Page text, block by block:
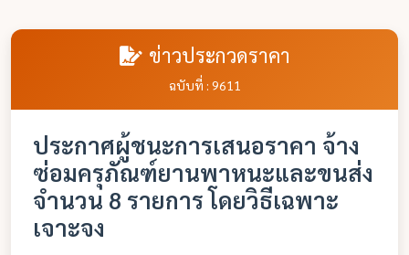
ข่าวประกวดราคา
ฉบับที่ : 9611
ประกาศผู้ชนะการเสนอราคา จ้าง
ซ่อมครุภัณฑ์ยานพาหนะและขนส่ง
จำนวน 8 รายการ โดยวิธีเฉพาะ
เจาะจง